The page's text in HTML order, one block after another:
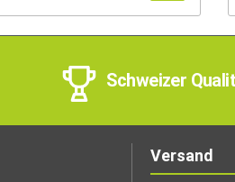
Schweizer
Versand